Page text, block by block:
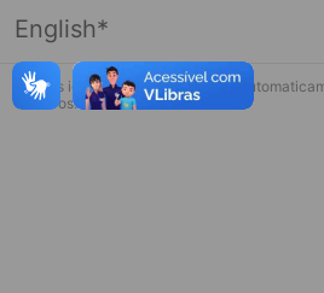
Página
Desculpe, algo deu
English*
* Esses idiomas serão traduzidos
terceiros.